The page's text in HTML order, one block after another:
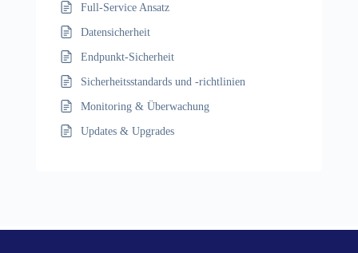
Full-Service Ansatz
Datensicherheit
Endpunkt-Sicherheit
Sicherheitsstandards und -richtlinien
Monitoring & Überwachung
Updates & Upgrades